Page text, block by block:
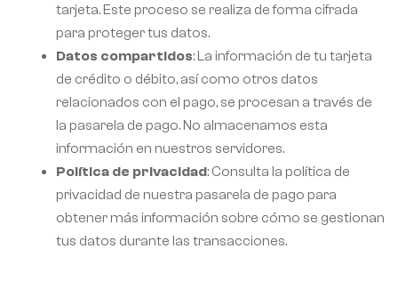
tarjeta. Este proceso se realiza de forma cifrada
para proteger tus datos.
Datos compartidos: La información de tu tarjeta
de crédito o débito, así como otros datos
relacionados con el pago, se procesan a través de
la pasarela de pago. No almacenamos esta
información en nuestros servidores.
Política de privacidad: Consulta la política de
privacidad de nuestra pasarela de pago para
obtener más información sobre cómo se gestionan
tus datos durante las transacciones.